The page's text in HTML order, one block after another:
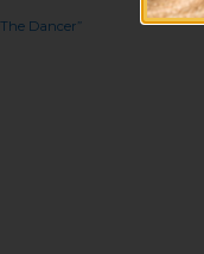
Dancer”